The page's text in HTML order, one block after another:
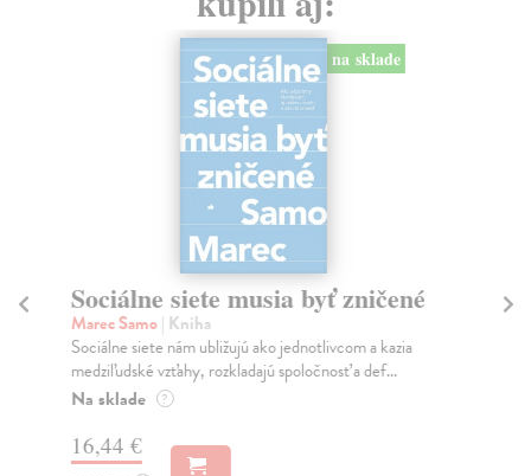
na sklade
Sociálne siete musia byť zničené
Marec Samo| Kniha
Sociálne siete nám ubližujú ako jednotlivcom a kazia
medziľudské vzťahy, rozkladajú spoločnosť a def...
Na sklade ?
16,44 €